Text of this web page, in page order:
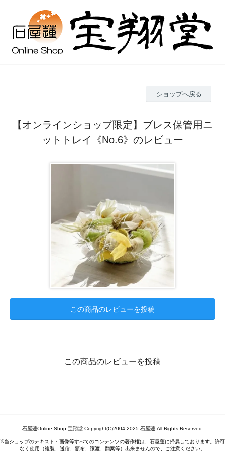
ショップへ戻る
【オンラインショップ限定】ブレス保管用ニ
ットトレイ《No.6》のレビュー
この商品のレビューを投稿
この商品のレビューを投稿
石屋蓮Online Shop 宝翔堂 Copyright(C)2004-2025 石屋蓮 All Rights Reserved.
※当ショップのテキスト・画像等すべてのコンテンツの著作権は、石屋蓮に帰属しております。許可
なく使用（複製、送信、頒布、譲渡、翻案等）出来ませんので、ご注意ください。